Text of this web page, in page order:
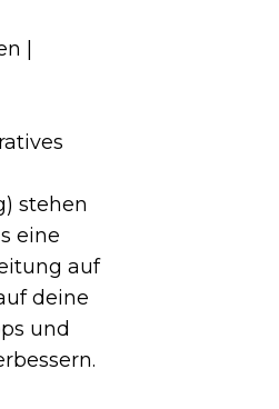
|
stehen
eine
auf
deine
und